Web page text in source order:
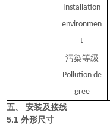
Installation
environmen
t
污染等级
Pollution de
gree
五、 安装及接线
5.1 外形尺寸